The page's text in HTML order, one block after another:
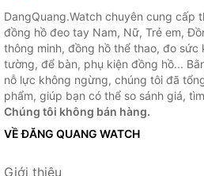
DangQuang.Watch chuyên cung cấp
đồng hồ đeo tay Nam, Nữ, Trẻ em,
thông minh, đồng hồ thể thao, đo sức
tường, để bàn, phụ kiện đồng hồ...
nỗ lực không ngừng, chúng tôi đã
phẩm, giúp bạn có thể so sánh giá,
Chúng tôi không bán hàng.
VỀ ĐĂNG QUANG WATCH
Giới thiệu